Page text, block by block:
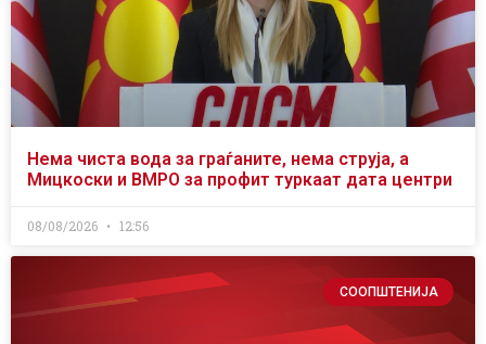
Нема чиста вода за граѓаните, нема струја, а
Мицкоски и ВМРО за профит туркаат дата центри
08/08/2026 12:56
СООПШТЕНИЈА